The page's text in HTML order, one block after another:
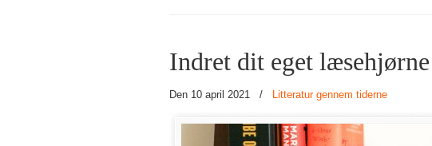
Indret dit eget
Den 10 april 2021 / Litteratur gennem tiderne